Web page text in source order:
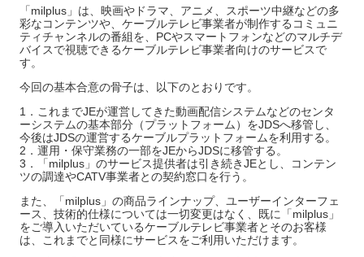
「milplus」は、映画やドラマ、アニメ、スポーツ中継などの多
彩なコンテンツや、ケーブルテレビ事業者が制作するコミュニ
ティチャンネルの番組を、PCやスマートフォンなどのマルチデ
バイスで視聴できるケーブルテレビ事業者向けのサービスで
す。
今回の基本合意の骨子は、以下のとおりです。
1．これまでJEが運営してきた動画配信システムなどのセンタ
ーシステムの基本部分（プラットフォーム）をJDSへ移管し、
今後はJDSの運営するケーブルプラットフォームを利用する。
2．運用・保守業務の一部をJEからJDSに移管する。
3．「milplus」のサービス提供者は引き続きJEとし、コンテン
ツの調達やCATV事業者との契約窓口を行う。
また、「milplus」の商品ラインナップ、ユーザーインターフェ
ース、技術的仕様については一切変更はなく、既に「milplus」
をご導入いただいているケーブルテレビ事業者とそのお客様
は、これまでと同様にサービスをご利用いただけます。